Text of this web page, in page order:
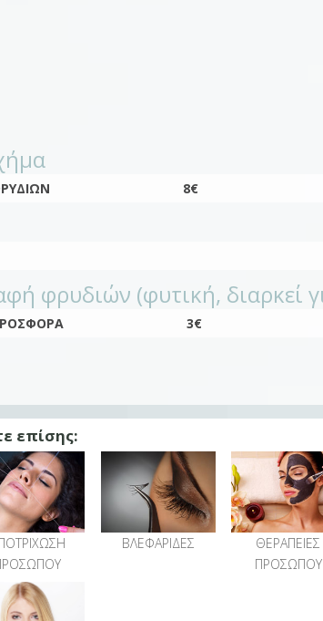
8€
φρυδιών (φυτική, διαρκεί
3€
επίσης:
ΒΛΕΦΑΡΙΔΕΣ
ΘΕΡΑΠΕΙΕΣ
ΠΡΟΣΩΠΟΥ